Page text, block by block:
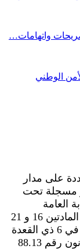
واتهامات…
الوطني
على مدار
مسجلة تحت
العامة
طبقا لمقتضيات المادتين 16 و 21
من الظهير الشريف رقم 122.16.1 الصادر في 6 ذي القعدة
1437 الموافق ل 10 غشت 2016 بتنفيذ القانون رقم 88.13